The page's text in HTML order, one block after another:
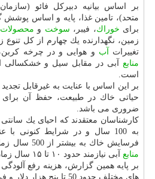
بر اساس بیانیه دبیركل فائو
متحد)، تامین غذا، پایه و اساس
برای خوراك، فیبر، سوخت و محصولات
زمین، نگهدارنده یك چهارم از كل
تغییرات آب و هوایی و در چرخه كربن،
منابع آبی در مقابل سیل و
است.
بر این اساس با عنایت به غیرقابل
حیاتی خاك در طبیعت، حفظ آن برای
ضروری می باشد.
كارشناسان معتقدند كه احیای یك
به 100 سال و در شرایط كنونی
فرسایش خاك به بیشتر از 500 سال زمان نیاز دارد در حالیكه احیای
منابع آبی نیازمند حدود ۱۰ تا ۱۵ سال زمان است.
بر پایه همین گزارش، هزینه رفع
های مختلف حدود 50 تا پنج هزار دلار و فرآیند آن بسیار طولانی است.